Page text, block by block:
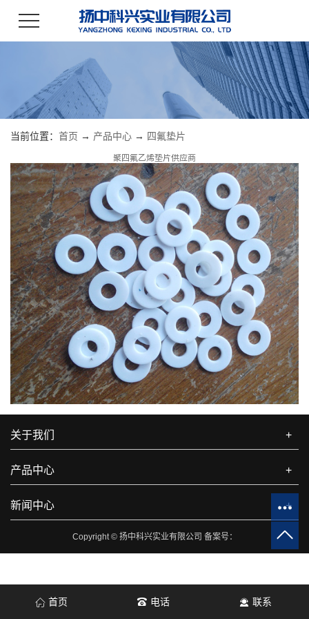
当前位置： 首页 → 产品中心 → 四氟垫片
聚四氟乙烯垫片供应商
关于我们 +
产品中心 +
新闻中心 +
Copyright © 扬中科兴实业有限公司 备案号：
首页 电话 联系